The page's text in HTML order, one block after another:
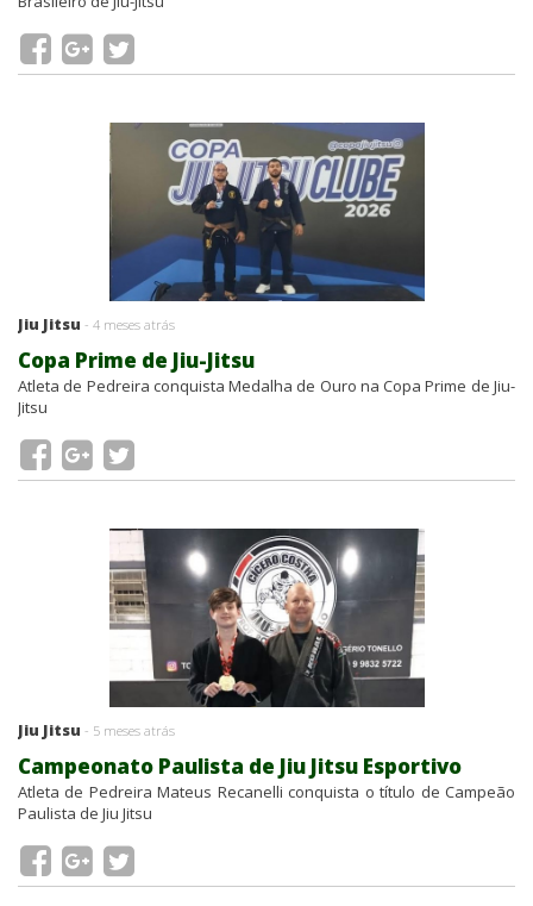
Jiu Jitsu - 4 meses atrás
Copa Prime de Jiu-Jitsu
Atleta de Pedreira conquista Medalha de Ouro na Copa Prime de Jiu-
Jitsu
Jiu Jitsu - 5 meses atrás
Campeonato Paulista de Jiu Jitsu Esportivo
Atleta de Pedreira Mateus Recanelli conquista o título de Campeão
Paulista de Jiu Jitsu